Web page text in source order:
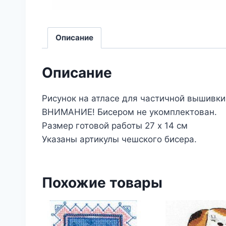
Описание
Описание
Рисунок на атласе для частичной
ВНИМАНИЕ! Бисером не укомплектован.
Размер готовой работы 27 х 14 см
Указаны артикулы чешского бисера.
Похожие товары